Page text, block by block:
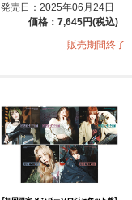
発売日：2025年06月24日
価格：7,645円(税込)
販売期間終了